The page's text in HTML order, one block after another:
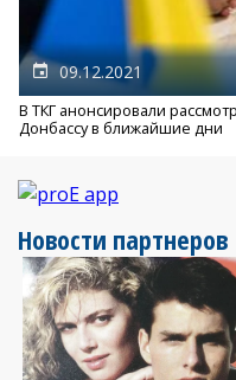
09.12.2021
В ТКГ анонсировали
Донбассу в ближайшие дни
Новости партнеров